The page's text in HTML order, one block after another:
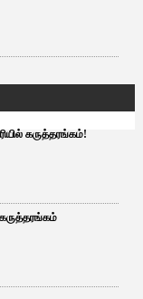
கருத்தரங்கம்!